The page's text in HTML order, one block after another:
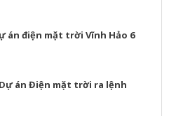
án điện mặt trời Vĩnh Hảo 6
án Điện mặt trời ra lệnh